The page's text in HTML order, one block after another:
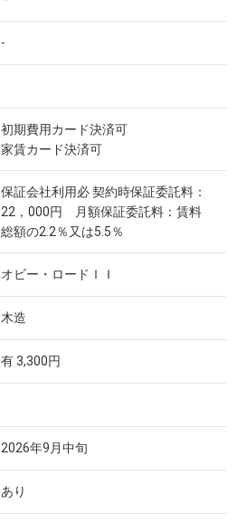
-
初期費用カード決済可
家賃カード決済可
保証会社利用必 契約時保証委託料：
22，000円 月額保証委託料：賃料
総額の2.2％又は5.5％
オビー・ロードＩＩ
木造
有 3,300円
2026年9月中旬
あり